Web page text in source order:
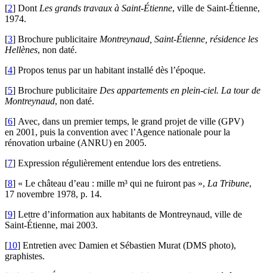
[2] Dont Les grands travaux à Saint-Étienne, ville de Saint-Étienne,
1974.
[3] Brochure publicitaire Montreynaud, Saint-Étienne, résidence les
Hellènes, non daté.
[4] Propos tenus par un habitant installé dès l’époque.
[5] Brochure publicitaire Des appartements en plein-ciel. La tour de
Montreynaud, non daté.
[6] Avec, dans un premier temps, le grand projet de ville (GPV)
en 2001, puis la convention avec l’Agence nationale pour la
rénovation urbaine (ANRU) en 2005.
[7] Expression régulièrement entendue lors des entretiens.
[8] « Le château d’eau : mille m³ qui ne fuiront pas », La Tribune,
17 novembre 1978, p. 14.
[9] Lettre d’information aux habitants de Montreynaud, ville de
Saint-Étienne, mai 2003.
[10] Entretien avec Damien et Sébastien Murat (DMS photo),
graphistes.